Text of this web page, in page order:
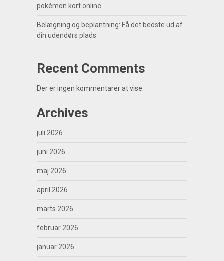
pokémon kort online
Belægning og beplantning: Få det bedste ud af
din udendørs plads
Recent Comments
Der er ingen kommentarer at vise.
Archives
juli 2026
juni 2026
maj 2026
april 2026
marts 2026
februar 2026
januar 2026